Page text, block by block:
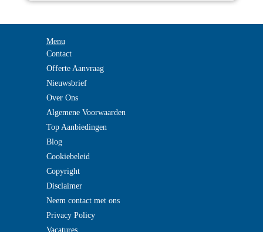
Menu
Contact
Offerte Aanvraag
Nieuwsbrief
Over Ons
Algemene Voorwaarden
Top Aanbiedingen
Blog
Cookiebeleid
Copyright
Disclaimer
Neem contact met ons
Privacy Policy
Vacatures